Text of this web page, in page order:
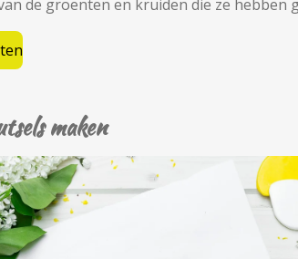
de groenten en kruiden die ze hebben
maken